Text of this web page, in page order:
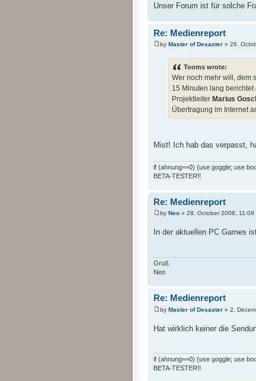
Unser Forum ist für solche
Re: Medienreport
by Master of Desaster » 26.
Tooms wrote:
Wer noch mehr will, dem
15 Minuten lang
Projektleiter Marius
Übertragung im Internet
Mist! Ich hab das verpasst,
if (ahnung==0) {use goggle; use
BETA-TESTER!!
Re: Medienreport
by Neo » 28. October 2008, 11:09
In der aktuellen PC Games
Gruß
Neo
Re: Medienreport
by Master of Desaster » 2.
Hat wirklich keiner die
if (ahnung==0) {use goggle; use
BETA-TESTER!!